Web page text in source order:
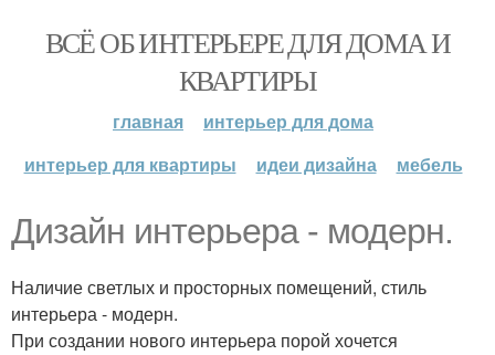
ВСЁ ОБ ИНТЕРЬЕРЕ ДЛЯ ДОМА И
КВАРТИРЫ
главная
интерьер для дома
интерьер для квартиры
идеи дизайна мебель
Дизайн интерьера - модерн.
Наличие светлых и просторных помещений, стиль
интерьера - модерн.
При создании нового интерьера порой хочется